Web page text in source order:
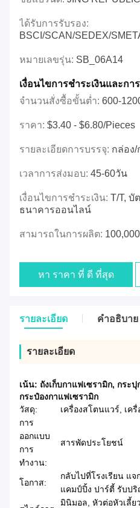
ได้รับการรับรอง:
BSCI/SCAN/SEDEX/
หมายเลขรุ่น: SB_06A14
เงื่อนไขการชําระเงินและกา
จำนวนสั่งซื้อขั้นต่ำ: 600-
ราคา: $3.40 - $6.80/pieces
รายละเอียดการบรรจุ: กล่อง/
เวลาการส่งมอบ: 45-60วัน
เงื่อนไขการชำระเงิน: T/T, บั
ธนาคารออนไลน์
สามารถในการผลิต:
หา ราคา ที่ ดี ที่สุด
รายละเอียด คําอธิบาย
รายละเอียด
เน้น: ถังเก็บกาแฟเซรามิก, กระปุ
กระป๋องกาแฟเซรามิก
วัสดุ:
เครื่องสโตนแวร์, เค
การ
ออกแบบ
การ
ทำงาน:
สารพัดประโยชน์
โอกาส:
กลับไปที่โรงเรียน แ
แคมป์ปิ้ง ปาร์ตี้ รับป
มินิมอล, หัวต่อหัวเลี้ย